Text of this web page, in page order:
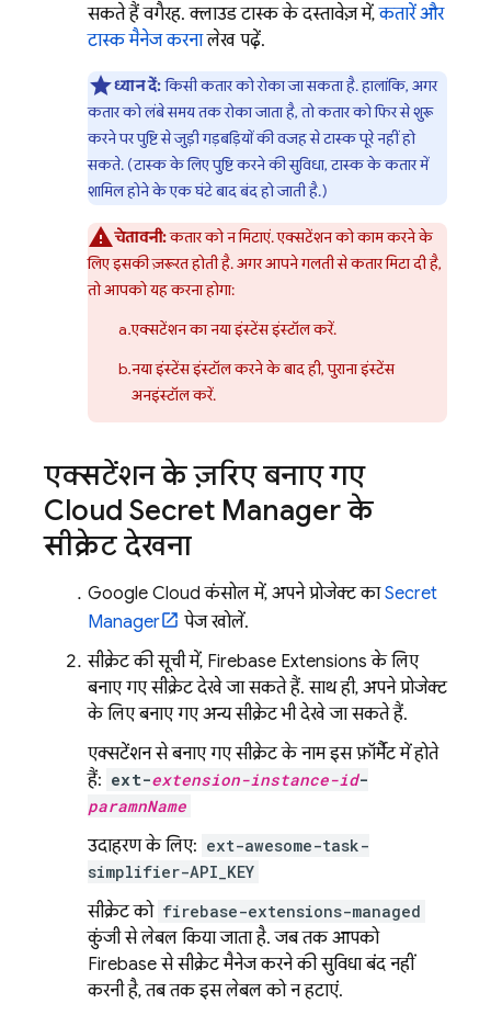
सकते हैं वगैरह. क्लाउड टास्क के दस्तावेज़ में,कतारें और
टास्क मैनेज करनालेख पढ़ें.
ध्यान दें:किसी कतार को रोका जा सकता है. हालांकि, अगर
कतार को लंबे समय तक रोका जाता है, तो कतार को फिर से शुरू
करने पर पुष्टि से जुड़ी गड़बड़ियों की वजह से टास्क पूरे नहीं हो
सकते. (टास्क के लिए पुष्टि करने की सुविधा, टास्क के कतार में
शामिल होने के एक घंटे बाद बंद हो जाती है.)
चेतावनी:कतार को न मिटाएं. एक्सटेंशन को काम करने के
लिए इसकी ज़रूरत होती है. अगर आपने गलती से कतार मिटा दी है,
तो आपको यह करना होगा:
एक्सटेंशन का नया इंस्टेंस इंस्टॉल करें.
नया इंस्टेंस इंस्टॉल करने के बाद ही, पुराना इंस्टेंस
अनइंस्टॉल करें.
एक्सटेंशन के ज़रिए बनाए गए
Cloud Secret Manager के
सीक्रेट देखना
Google Cloud कंसोल में, अपने प्रोजेक्ट काSecret
Manager
पेज खोलें.
सीक्रेट की सूची में, Firebase Extensions के लिए
बनाए गए सीक्रेट देखे जा सकते हैं. साथ ही, अपने प्रोजेक्ट
के लिए बनाए गए अन्य सीक्रेट भी देखे जा सकते हैं.
एक्सटेंशन से बनाए गए सीक्रेट के नाम इस फ़ॉर्मैट में होते
हैं: ext-extension-instance-id-
paramnName
उदाहरण के लिए: ext-awesome-task-
simplifier-API_KEY
सीक्रेट को firebase-extensions-managed
कुंजी से लेबल किया जाता है. जब तक आपको
Firebase से सीक्रेट मैनेज करने की सुविधा बंद नहीं
करनी है, तब तक इस लेबल को न हटाएं.